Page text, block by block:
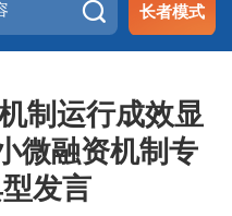
长者模式
制运行成效显
微融资机制专
发言